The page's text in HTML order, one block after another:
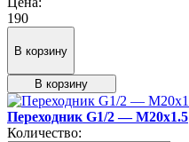
190
В корзину
В корзину
Переходник G1/2 — М20х1.5
Количество: